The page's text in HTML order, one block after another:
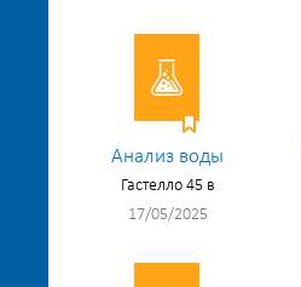
Анализ воды
Гастелло 45 в
17/05/2025